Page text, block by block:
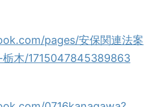
pages/安保関連法案
栃木/1715047845389863